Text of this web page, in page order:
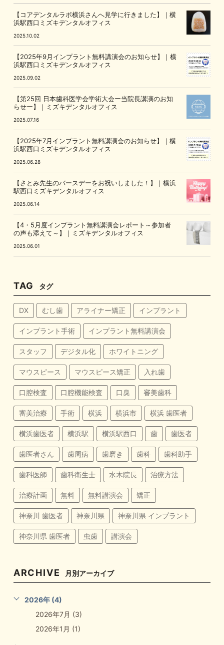
【コアデンタルラボ横浜さんへ見学に行きました】｜横
浜駅西口ミズキデンタルオフィス
2025.10.02
【2025年9月インプラント無料講演会のお知らせ】｜横
浜駅西口ミズキデンタルオフィス
2025.09.02
【第25回 日本歯科医学会学術大会ー当院長講演のお知
らせー】｜ミズキデンタルオフィス
2025.07.16
【2025年7月インプラント無料講演会のお知らせ】｜横
浜駅西口ミズキデンタルオフィス
2025.06.28
【さとみ先生のバースデーをお祝いしました！】｜横浜
駅西口ミズキデンタルオフィス
2025.06.14
【4・5月度インプラント無料講演会レポート～参加者
の声も添えて～】｜ミズキデンタルオフィス
2025.06.01
TAG タグ
DX むし歯 アライナー矯正 インプラント
インプラント手術 インプラント無料講演会
スタッフ デジタル化 ホワイトニング
マウスピース マウスピース矯正 入れ歯
口腔検査 口腔機能検査 口臭 審美歯科
審美治療 手術 横浜 横浜市 横浜 歯医者
横浜歯医者 横浜駅 横浜駅西口 歯 歯医者
歯医者さん 歯周病 歯磨き 歯科 歯科助手
歯科医師 歯科衛生士 水木院長 治療方法
治療計画 無料 無料講演会 矯正
神奈川 歯医者 神奈川県 神奈川県 インプラント
神奈川県 歯医者 虫歯 講演会
ARCHIVE 月別アーカイブ
2026年 (4)
2026年7月 (3)
2026年1月 (1)